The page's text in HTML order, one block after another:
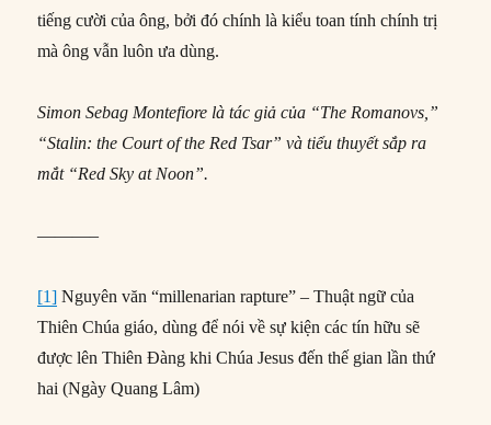
tiếng cười của ông, bởi đó chính là kiểu toan tính chính trị
mà ông vẫn luôn ưa dùng.
Simon Sebag Montefiore là tác giả của “The Romanovs,”
“Stalin: the Court of the Red Tsar” và tiểu thuyết sắp ra
mắt “Red Sky at Noon”.
———–
[1] Nguyên văn “millenarian rapture” – Thuật ngữ của
Thiên Chúa giáo, dùng để nói về sự kiện các tín hữu sẽ
được lên Thiên Đàng khi Chúa Jesus đến thế gian lần thứ
hai (Ngày Quang Lâm)